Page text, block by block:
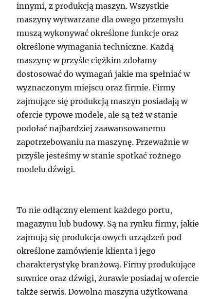
innymi, z produkcją maszyn. Wszystkie
maszyny wytwarzane dla owego przemysłu
muszą wykonywać określone funkcje oraz
określone wymagania techniczne. Każdą
maszynę w przyśle ciężkim zdołamy
dostosować do wymagań jakie ma spełniać w
wyznaczonym miejscu oraz firmie. Firmy
zajmujące się produkcją maszyn posiadają w
ofercie typowe modele, ale są też w stanie
podołać najbardziej zaawansowanemu
zapotrzebowaniu na maszynę. Przeważnie w
przyśle jesteśmy w stanie spotkać rożnego
modelu dźwigi.
To nie odłączny element każdego portu,
magazynu lub budowy. Są na rynku firmy, jakie
zajmują się produkcja owych urządzeń pod
określone zamówienie klienta i jego
charakterystykę branżową. Firmy produkujące
suwnice oraz dźwigi, żurawie posiadaj w ofercie
także serwis. Dowolna maszyna użytkowana